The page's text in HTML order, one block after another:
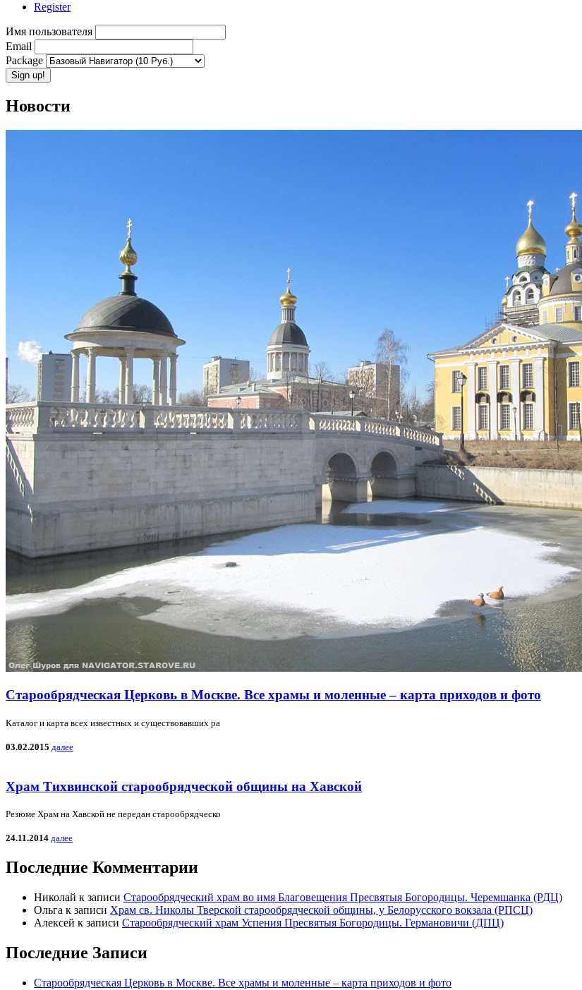
Register
Имя пользователя
Email
Package
Новости
Старообрядческая Церковь в Москве. Все храмы и моленные – карта приходов и фото
Каталог и карта всех известных и существовавших ра
03.02.2015 далее
Храм Тихвинской старообрядческой общины на Хавской
Резюме Храм на Хавской не передан старообрядческо
24.11.2014 далее
Последние Комментарии
Николай к записи Старообрядческий храм во имя Благовещения Пресвятыя Богородицы. Черемшанка (РДЦ)
Ольга к записи Храм св. Николы Тверской старообрядческой общины, у Белорусского вокзала (РПСЦ)
Алексей к записи Старообрядческий храм Успения Пресвятыя Богородицы. Германовичи (ДПЦ)
Последние Записи
Старообрядческая Церковь в Москве. Все храмы и моленные – карта приходов и фото